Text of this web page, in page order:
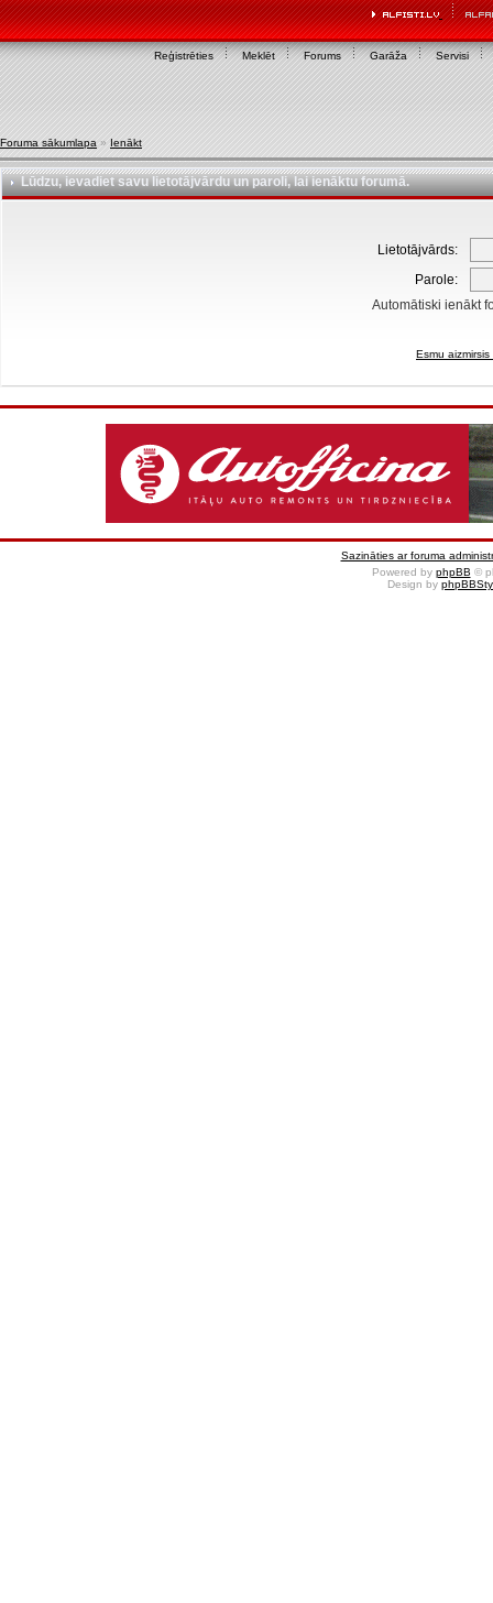
Reģistrēties Meklēt Forums Garāža Servisi
Foruma sākumlapa » Ienākt
Lūdzu, ievadiet savu lietotājvārdu un paroli, lai ienāktu forumā.
Lietotājvārds:
Parole:
Automātiski ienākt
Esmu
Sazināties ar foruma
Powered by phpBB ©
Design by